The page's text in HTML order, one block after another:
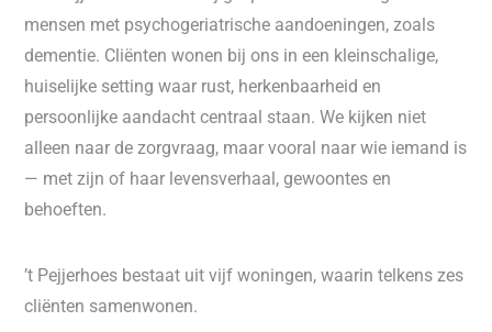
mensen met psychogeriatrische aandoeningen, zoals
dementie. Cliënten wonen bij ons in een kleinschalige,
huiselijke setting waar rust, herkenbaarheid en
persoonlijke aandacht centraal staan. We kijken niet
alleen naar de zorgvraag, maar vooral naar wie iemand is
— met zijn of haar levensverhaal, gewoontes en
behoeften.
’t Pejjerhoes bestaat uit vijf woningen, waarin telkens zes
cliënten samenwonen.